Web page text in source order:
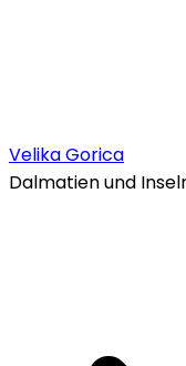
Velika Gorica
Dalmatien und